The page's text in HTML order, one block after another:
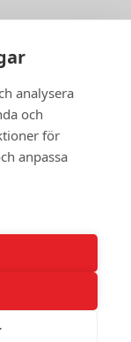
analysera
och
för
anpassa